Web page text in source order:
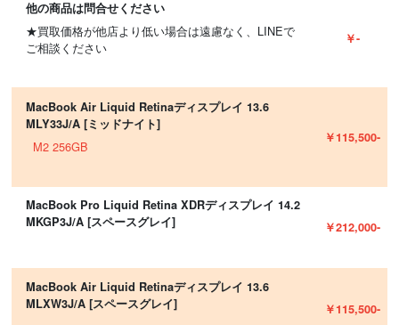
他の商品は問合せください
★買取価格が他店より低い場合は遠慮なく、LINEで
ご相談ください
￥-
MacBook Air Liquid Retinaディスプレイ 13.6
MLY33J/A [ミッドナイト]
M2 256GB
￥115,500-
MacBook Pro Liquid Retina XDRディスプレイ 14.2
MKGP3J/A [スペースグレイ]
￥212,000-
MacBook Air Liquid Retinaディスプレイ 13.6
MLXW3J/A [スペースグレイ]
￥115,500-